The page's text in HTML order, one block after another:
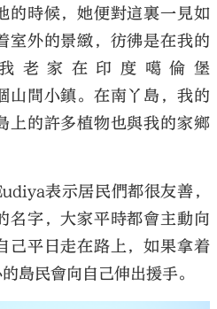
的時候，她便對這裏一見如
室外的景緻，彷彿是在我的
老家在印度噶倫堡
山間小鎮。在南丫島，我的
上的許多植物也與我的家鄉
表示居民們都很友善，
名字，大家平時都會主動向
己平日走在路上，如果拿着
島民會向自己伸出援手。